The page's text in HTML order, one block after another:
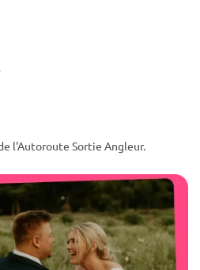
l'Autoroute Sortie Angleur.